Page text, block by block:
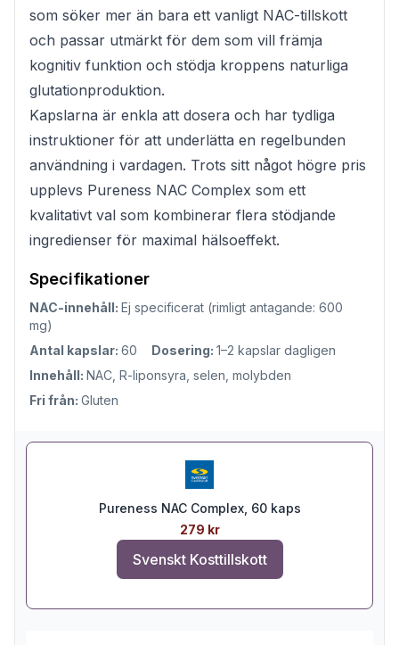
som söker mer än bara ett vanligt NAC-tillskott
och passar utmärkt för dem som vill främja
kognitiv funktion och stödja kroppens naturliga
glutationproduktion.
Kapslarna är enkla att dosera och har tydliga
instruktioner för att underlätta en regelbunden
användning i vardagen. Trots sitt något högre pris
upplevs Pureness NAC Complex som ett
kvalitativt val som kombinerar flera stödjande
ingredienser för maximal hälsoeffekt.
Specifikationer
NAC-innehåll: Ej specificerat (rimligt antagande: 600
mg)
Antal kapslar: 60 Dosering: 1–2 kapslar dagligen
Innehåll: NAC, R-liponsyra, selen, molybden
Fri från: Gluten
Pureness NAC Complex, 60 kaps
279 kr
Svenskt Kosttillskott